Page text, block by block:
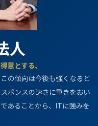
人
意とする、
の傾向は今後も強くなると
ポンスの速さに重きをおい
あることから、ITに強みを